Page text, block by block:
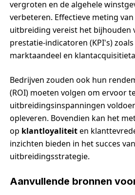
vergroten en de algehele
verbeteren. Effectieve meting
uitbreiding vereist het bijhouden
prestatie-indicatoren (KPI's)
marktaandeel en
Bedrijven zouden ook hun
(ROI) moeten volgen om ervoor
uitbreidingsinspanningen
opleveren. Bovendien kan het
op klantloyaliteiten
inzichten bieden in het succes
uitbreidingsstrategie.
Aanvullende bronnen